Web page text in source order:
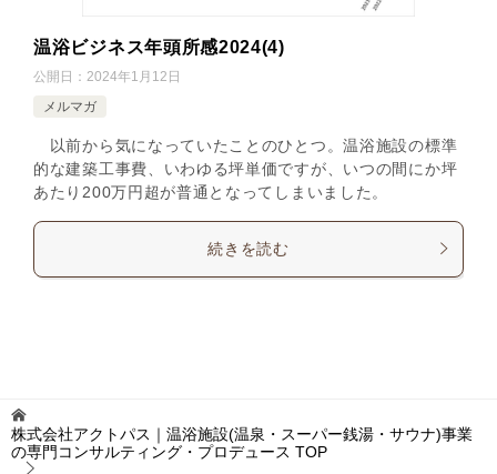
温浴ビジネス年頭所感2024(4)
公開日： 2024年1月12日
メルマガ
以前から気になっていたことのひとつ。温浴施設の標準
的な建築工事費、いわゆる坪単価ですが、いつの間にか坪
あたり200万円超が普通となってしまいました。
続きを読む
株式会社アクトパス｜温浴施設(温泉・スーパー銭湯・サウナ)事業
の専門コンサルティング・プロデュース TOP